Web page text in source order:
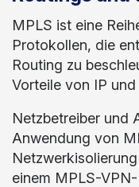
MPLS ist eine
Protokollen, die
Routing zu
Vorteile von IP und
Netzbetreiber und
Anwendung von
einem MPLS-